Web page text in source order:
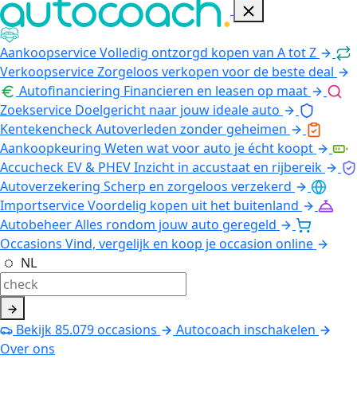
AankoopserviceVolledig ontzorgd kopen van A tot Z
VerkoopserviceZorgeloos verkopen voor de beste deal
Autofinanciering Financieren en leasen op maat
Zoekservice Doelgericht naar jouw ideale auto
KentekencheckAutoverleden zonder geheimen
Aankoopkeuring Weten wat voor auto je écht koopt
Accucheck EV & PHEVInzicht in accustaat en rijbereik
Autoverzekering Scherp en zorgeloos verzekerd
ImportserviceVoordelig kopen uit het buitenland
AutobeheerAlles rondom jouw auto geregeld
Occasions Vind, vergelijk en koop je occasion online
NL
Bekijk85.079occasions
Autocoach inschakelen
Over ons